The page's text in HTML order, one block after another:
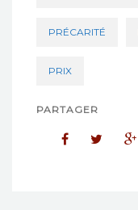
PRÉCARITÉ
PRIX
PARTAGER